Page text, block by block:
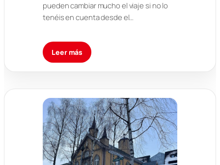
pueden cambiar mucho el viaje si no lo
tenéis en cuenta desde el…
Leer más